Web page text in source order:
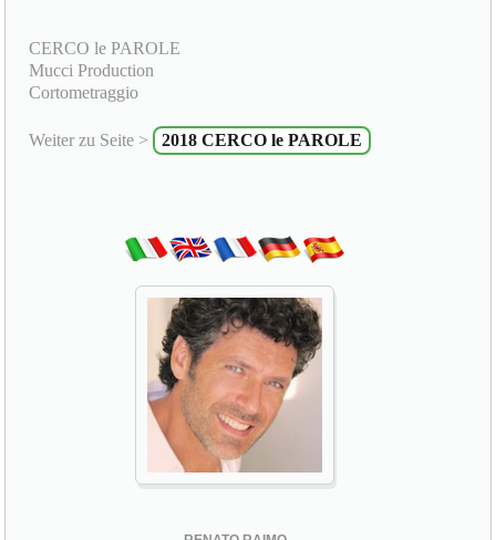
CERCO le PAROLE
Mucci Production
Cortometraggio
Weiter zu Seite > 2018 CERCO le PAROLE